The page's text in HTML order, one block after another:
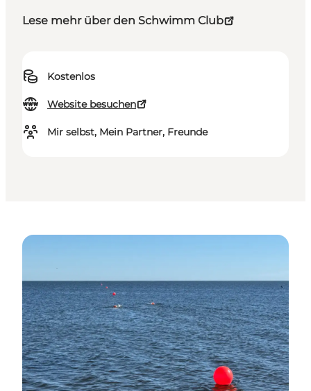
Lese mehr über den Schwimm Club
Kostenlos
Website besuchen
Mir selbst, Mein Partner, Freunde